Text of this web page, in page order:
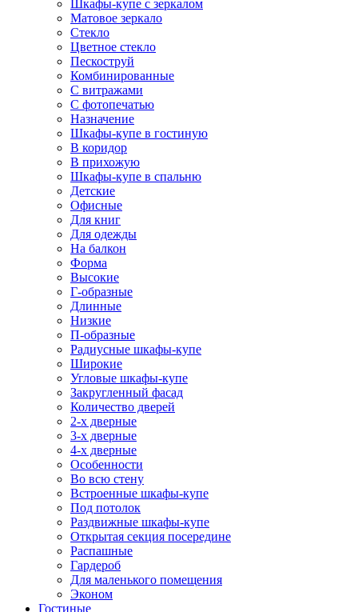
Шкафы-купе с зеркалом
Матовое зеркало
Стекло
Цветное стекло
Пескоструй
Комбинированные
С витражами
С фотопечатью
Назначение
Шкафы-купе в гостиную
В коридор
В прихожую
Шкафы-купе в спальню
Детские
Офисные
Для книг
Для одежды
На балкон
Форма
Высокие
Г-образные
Длинные
Низкие
П-образные
Радиусные шкафы-купе
Широкие
Угловые шкафы-купе
Закругленный фасад
Количество дверей
2-х дверные
3-х дверные
4-х дверные
Особенности
Во всю стену
Встроенные шкафы-купе
Под потолок
Раздвижные шкафы-купе
Открытая секция посередине
Распашные
Гардероб
Для маленького помещения
Эконом
Гостиные